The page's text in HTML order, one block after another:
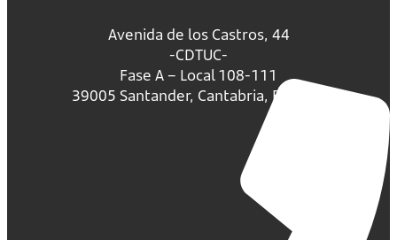
Avenida de los Castros, 44
-CDTUC-
Fase A – Local 108-111
39005 Santander, Cantabria, España.